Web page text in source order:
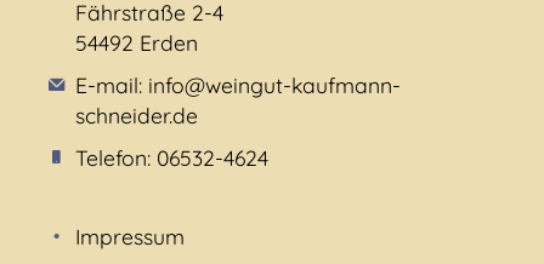
Fährstraße 2-4
54492 Erden
E-mail: info@weingut-kaufmann-
schneider.de
Telefon: 06532-4624
Impressum